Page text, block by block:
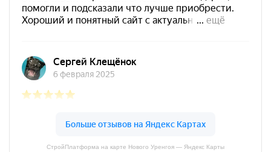
СтройПлатформа на карте Нового Уренгоя — Яндекс Карты